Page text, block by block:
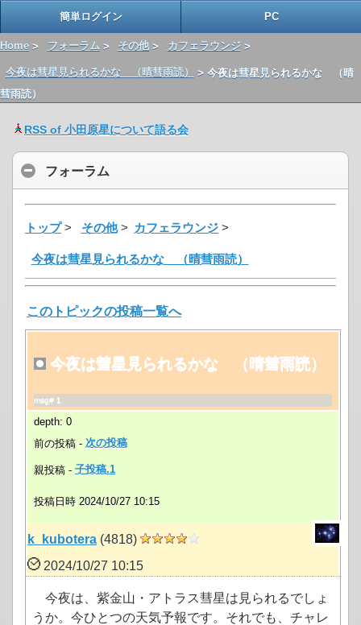
簡単ログイン PC
Home > フォーラム> その他> カフェラウンジ>
今夜は彗星見られるかな （晴彗雨読）
> 今夜は彗星見られるかな （晴
彗雨読）
RSS of 小田原星について語る会
フォーラム
トップ> その他> カフェラウンジ >
今夜は彗星見られるかな （晴彗雨読）
このトピックの投稿一覧へ
今夜は彗星見られるかな （晴彗雨読）
msg# 1
depth: 0
前の投稿 - 次の投稿
親投稿 - 子投稿.1
投稿日時 2024/10/27 10:15
k_kubotera (4818)
2024/10/27 10:15
今夜は、紫金山・アトラス彗星は見られるでしょ
うか。今ひとつの天気予報です。それでも、チャレ